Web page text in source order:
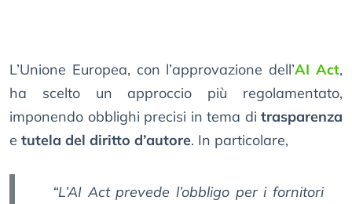
L’Unione Europea, con l’approvazione dell’AI Act,
ha scelto un approccio più regolamentato,
imponendo obblighi precisi in tema di trasparenza
e tutela del diritto d’autore. In particolare,
“L’AI Act prevede l’obbligo per i fornitori